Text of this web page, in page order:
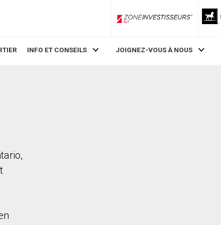
ZoneInvestisseurs RLP
INFO ET CONSEILS JOIGNEZ-VOUS À NOUS